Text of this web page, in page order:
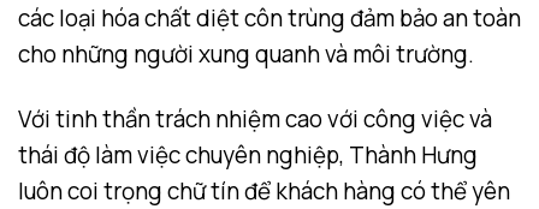
các loại hóa chất diệt côn trùng đảm bảo an toàn
cho những người xung quanh và môi trường.
Với tinh thần trách nhiệm cao với công việc và
thái độ làm việc chuyên nghiệp, Thành Hưng
luôn coi trọng chữ tín để khách hàng có thể yên